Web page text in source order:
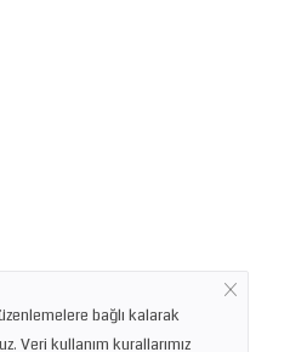
bağlı kalarak
Veri kullanım kurallarımız